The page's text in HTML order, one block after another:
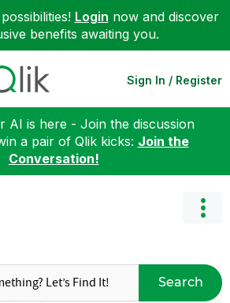
Login now and discover
benefits awaiting you.
Sign In / Register
AI is here - Join the discussion
a pair of Qlik kicks: Join the
Conversation!
Search